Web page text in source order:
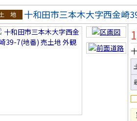
地
十和田市三本木大字西金崎